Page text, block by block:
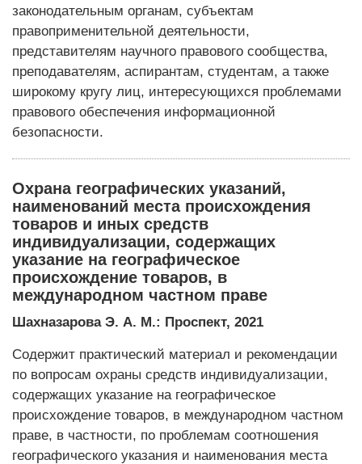
законодательным органам, субъектам
правоприменительной деятельности,
представителям научного правового сообщества,
преподавателям, аспирантам, студентам, а также
широкому кругу лиц, интересую­щихся проблемами
правового обеспечения информационной
безопасности.
Охрана географических указаний,
наименований места происхождения
товаров и иных средств
индивидуализации, содержащих
указание на географическое
происхождение товаров, в
международном частном праве
Шахназарова Э. А. М.: Проспект, 2021
Содержит практический материал и рекомендации
по вопросам охраны средств индивидуализации,
содержащих указание на географическое
происхождение товаров, в международном частном
праве, в частности, по проблемам соотношения
географического указания и наименования места